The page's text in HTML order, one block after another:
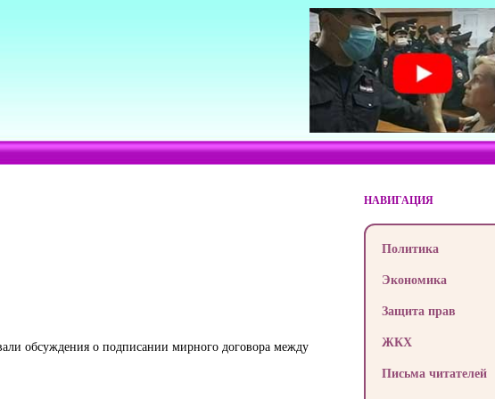
обсуждения о подписании мирного договора между
НАВИГАЦИЯ
Политика
Экономика
Защита прав
ЖКХ
Письма читателей